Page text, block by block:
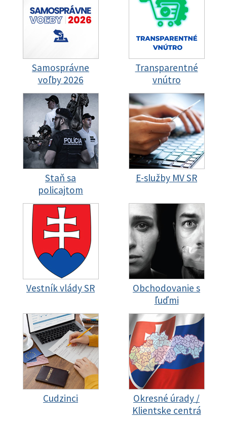
Samosprávne
voľby 2026
Transparentné
vnútro
Staň sa
policajtom
E-služby MV SR
Vestník vlády SR
Obchodovanie s
ľuďmi
Cudzinci
Okresné úrady /
Klientske centrá